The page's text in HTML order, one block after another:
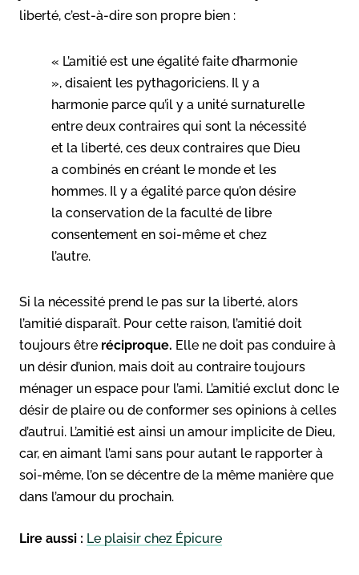
liberté, c’est-à-dire son propre bien :
« L’amitié est une égalité faite d’harmonie
», disaient les pythagoriciens. Il y a
harmonie parce qu’il y a unité surnaturelle
entre deux contraires qui sont la nécessité
et la liberté, ces deux contraires que Dieu
a combinés en créant le monde et les
hommes. Il y a égalité parce qu’on désire
la conservation de la faculté de libre
consentement en soi-même et chez
l’autre.
Si la nécessité prend le pas sur la liberté, alors
l’amitié disparaît. Pour cette raison, l’amitié doit
toujours être réciproque. Elle ne doit pas conduire à
un désir d’union, mais doit au contraire toujours
ménager un espace pour l’ami. L’amitié exclut donc le
désir de plaire ou de conformer ses opinions à celles
d’autrui. L’amitié est ainsi un amour implicite de Dieu,
car, en aimant l’ami sans pour autant le rapporter à
soi-même, l’on se décentre de la même manière que
dans l’amour du prochain.
Lire aussi : Le plaisir chez Épicure